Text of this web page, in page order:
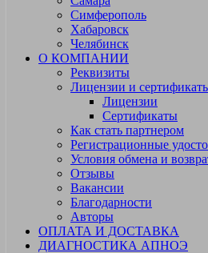
Симферополь
Хабаровск
Челябинск
О КОМПАНИИ
Реквизиты
Лицензии и
Лицензии
Сертификаты
Как стать партнером
Регистрационные
Условия обмена и
Отзывы
Вакансии
Благодарности
Авторы
ОПЛАТА И ДОСТАВКА
ДИАГНОСТИКА АПНОЭ